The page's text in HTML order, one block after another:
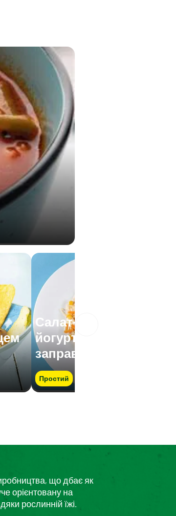
Салат-асорті з
йогуртовою
заправкою
Простий
що дбає як
орієнтовану на
рослинній їжі.